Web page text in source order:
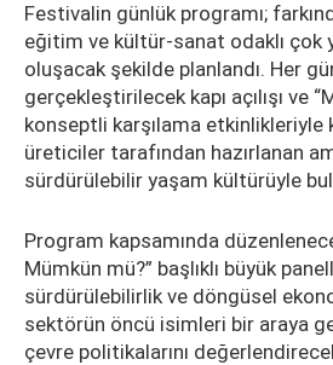
Festivalin günlük programı;
eğitim ve kültür-sanat odaklı çok
oluşacak şekilde planlandı. Her
gerçekleştirilecek kapı açılışı ve
konseptli karşılama etkinlikleriyle
üreticiler tarafından hazırlanan
sürdürülebilir yaşam kültürüyle
Program kapsamında
Mümkün mü?” başlıklı büyük
sürdürülebilirlik ve döngüsel
sektörün öncü isimleri bir araya
çevre politikalarını